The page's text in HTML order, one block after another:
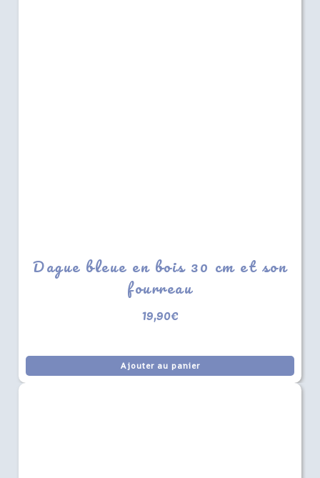
Dague bleue en bois 30 cm et son
fourreau
19,90€
Ajouter au panier